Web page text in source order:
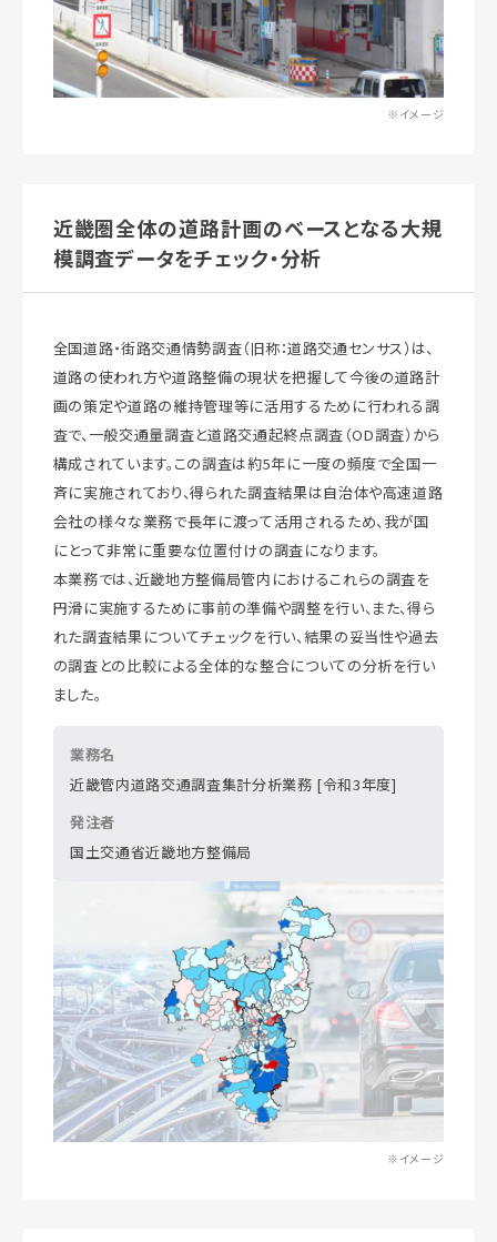
※イメージ
近畿圏全体の道路計画のベースとなる大規
模調査データをチェック・分析
全国道路・街路交通情勢調査（旧称：道路交通センサス）は、
道路の使われ方や道路整備の現状を把握して今後の道路計
画の策定や道路の維持管理等に活用するために行われる調
査で、一般交通量調査と道路交通起終点調査（OD調査）から
構成されています。この調査は約5年に一度の頻度で全国一
斉に実施されており、得られた調査結果は自治体や高速道路
会社の様々な業務で長年に渡って活用されるため、我が国
にとって非常に重要な位置付けの調査になります。
本業務では、近畿地方整備局管内におけるこれらの調査を
円滑に実施するために事前の準備や調整を行い、また、得ら
れた調査結果についてチェックを行い、結果の妥当性や過去
の調査との比較による全体的な整合についての分析を行い
ました。
業務名
近畿管内道路交通調査集計分析業務 [令和3年度]
発注者
国土交通省近畿地方整備局
※イメージ